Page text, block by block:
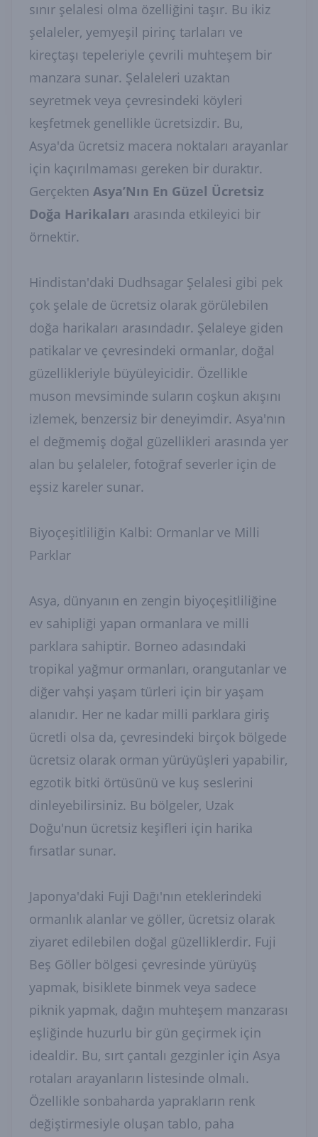
sınır şelalesi olma özelliğini taşır. Bu ikiz
şelaleler, yemyeşil pirinç tarlaları ve
kireçtaşı tepeleriyle çevrili muhteşem bir
manzara sunar. Şelaleleri uzaktan
seyretmek veya çevresindeki köyleri
keşfetmek genellikle ücretsizdir. Bu,
Asya'da ücretsiz macera noktaları arayanlar
için kaçırılmaması gereken bir duraktır.
Gerçekten Asya’Nın En Güzel Ücretsiz
Doğa Harikaları arasında etkileyici bir
örnektir.
Hindistan'daki Dudhsagar Şelalesi gibi pek
çok şelale de ücretsiz olarak görülebilen
doğa harikaları arasındadır. Şelaleye giden
patikalar ve çevresindeki ormanlar, doğal
güzellikleriyle büyüleyicidir. Özellikle
muson mevsiminde suların coşkun akışını
izlemek, benzersiz bir deneyimdir. Asya'nın
el değmemiş doğal güzellikleri arasında yer
alan bu şelaleler, fotoğraf severler için de
eşsiz kareler sunar.
Biyoçeşitliliğin Kalbi: Ormanlar ve Milli
Parklar
Asya, dünyanın en zengin biyoçeşitliliğine
ev sahipliği yapan ormanlara ve milli
parklara sahiptir. Borneo adasındaki
tropikal yağmur ormanları, orangutanlar ve
diğer vahşi yaşam türleri için bir yaşam
alanıdır. Her ne kadar milli parklara giriş
ücretli olsa da, çevresindeki birçok bölgede
ücretsiz olarak orman yürüyüşleri yapabilir,
egzotik bitki örtüsünü ve kuş seslerini
dinleyebilirsiniz. Bu bölgeler, Uzak
Doğu'nun ücretsiz keşifleri için harika
fırsatlar sunar.
Japonya'daki Fuji Dağı'nın eteklerindeki
ormanlık alanlar ve göller, ücretsiz olarak
ziyaret edilebilen doğal güzelliklerdir. Fuji
Beş Göller bölgesi çevresinde yürüyüş
yapmak, bisiklete binmek veya sadece
piknik yapmak, dağın muhteşem manzarası
eşliğinde huzurlu bir gün geçirmek için
idealdir. Bu, sırt çantalı gezginler için Asya
rotaları arayanların listesinde olmalı.
Özellikle sonbaharda yaprakların renk
değiştirmesiyle oluşan tablo, paha